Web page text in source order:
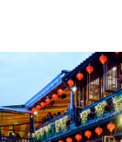
会員ログイン
本船スケジュール
お役立ち資料